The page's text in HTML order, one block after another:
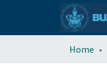
Home